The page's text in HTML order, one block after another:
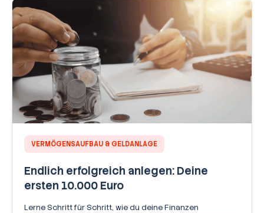
VERMÖGENSAUFBAU & GELDANLAGE
Endlich erfolgreich anlegen: Deine
ersten 10.000 Euro
Lerne Schritt für Schritt, wie du deine Finanzen